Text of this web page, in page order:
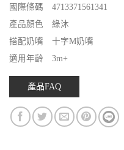
國際條碼 4713371561341
產品顏色 綠沐
搭配奶嘴 十字M奶嘴
適用年齡 3m+
產品FAQ